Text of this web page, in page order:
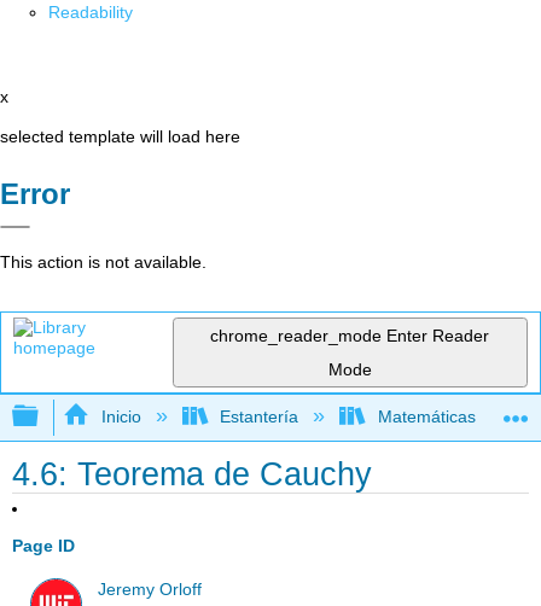
Readability
x
selected template will load here
Error
This action is not available.
chrome_reader_mode Enter Reader
Mode
Expandir/contraer jerarquía global
Inicio Estantería Matemáticas
4.6: Teorema de Cauchy
Page ID
Jeremy Orloff